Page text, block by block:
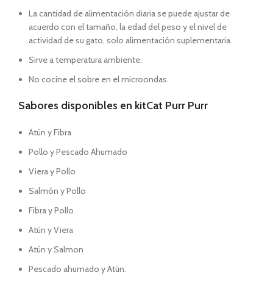
La cantidad de alimentación diaria se puede ajustar de
acuerdo con el tamaño, la edad del peso y el nivel de
actividad de su gato, solo alimentación suplementaria.
Sirve a temperatura ambiente.
No cocine el sobre en el microondas.
Sabores disponibles en kitCat Purr Purr
Atún y Fibra
Pollo y Pescado Ahumado
Viera y Pollo
Salmón y Pollo
Fibra y Pollo
Atún y Viera
Atún y Salmon
Pescado ahumado y Atún.